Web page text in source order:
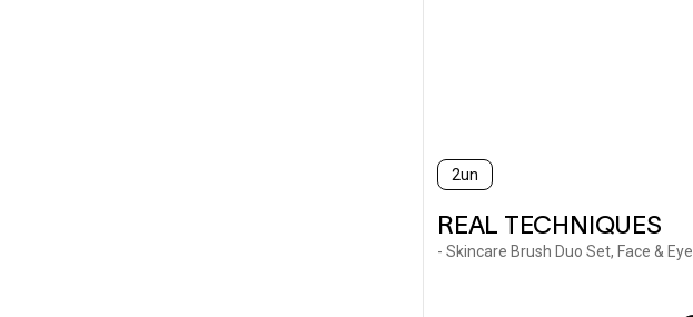
2un
REAL TECHNIQUES
- Skincare Brush Duo Set, Face & Eye